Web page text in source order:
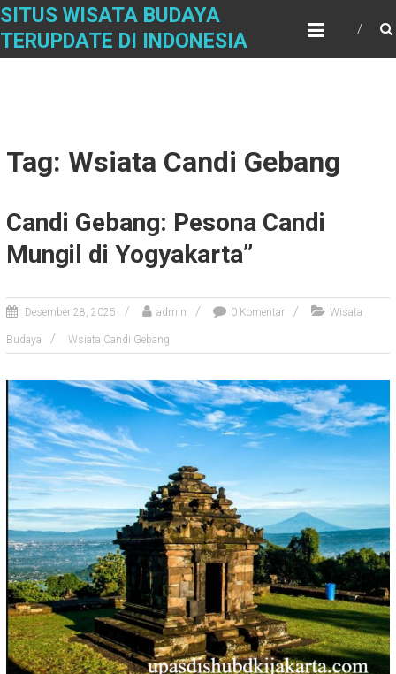
Skip
content
SITUS WISATA BUDAYA
TERUPDATE DI INDONESIA
Tag: Wsiata Candi Gebang
Candi Gebang: Pesona Candi
Mungil di Yogyakarta”
Desember 28, 2025 admin 0 Komentar Wisata
Budaya Wsiata Candi Gebang